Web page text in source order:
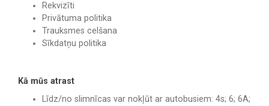
Rekvizīti
Privātuma politika
Trauksmes celšana
Sīkdatņu politika
Kā mūs atrast
Līdz/no slimnīcas var nokļūt ar autobusiem: 4s; 6; 6A;